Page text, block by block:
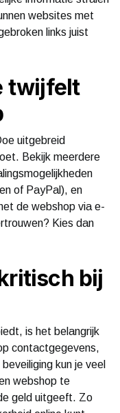
websites met
links juist
twijfelt
uitgebreid
Bekijk meerdere
of PayPal), en
de webshop via e-
Kies dan
bij
is het belangrijk
contactgegevens,
kun je veel
webshop te
geld uitgeeft. Zo